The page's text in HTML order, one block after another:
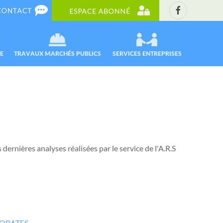
analyses réalisées par le service de l'A.R.S